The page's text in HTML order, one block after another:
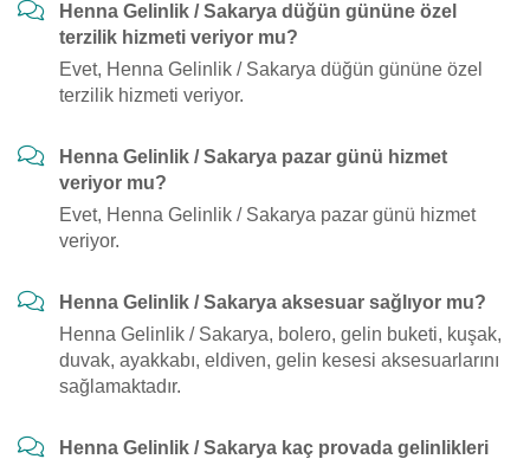
Henna Gelinlik / Sakarya düğün gününe özel
terzilik hizmeti veriyor mu?
Evet, Henna Gelinlik / Sakarya düğün gününe özel
terzilik hizmeti veriyor.
Henna Gelinlik / Sakarya pazar günü hizmet
veriyor mu?
Evet, Henna Gelinlik / Sakarya pazar günü hizmet
veriyor.
Henna Gelinlik / Sakarya aksesuar sağlıyor mu?
Henna Gelinlik / Sakarya, bolero, gelin buketi, kuşak,
duvak, ayakkabı, eldiven, gelin kesesi aksesuarlarını
sağlamaktadır.
Henna Gelinlik / Sakarya kaç provada gelinlikleri